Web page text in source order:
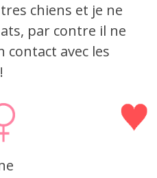
chiens et je ne
par contre il ne
avec les